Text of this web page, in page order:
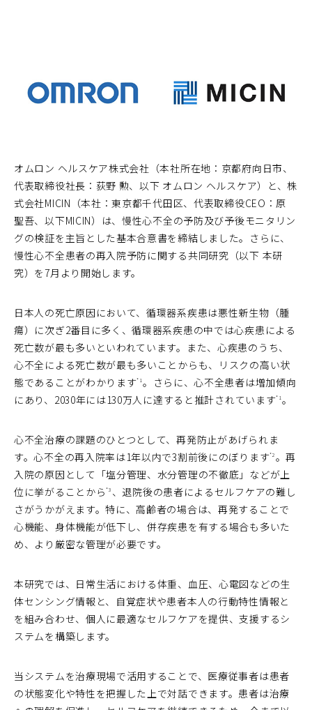
オムロン ヘルスケア株式会社（本社所在地：京都府向日市、
代表取締役社長：荻野 勲、以下 オムロン ヘルスケア）と、株
式会社MICIN（本社：東京都千代田区、代表取締役CEO：原
聖吾、以下MICIN）は、慢性心不全の予防及び予後モニタリン
グの検証を主旨とした基本合意書を締結しました。さらに、
慢性心不全患者の再入院予防に関する共同研究（以下 本研
究）を7月より開始します。
日本人の死亡原因において、循環器系疾患は悪性新生物（腫
瘍）に次ぎ2番目に多く、循環器系疾患の中では心疾患による
死亡数が最も多いといわれています。また、心疾患のうち、
心不全による死亡数が最も多いことからも、リスクの高い状
態であることがわかります*1。さらに、心不全患者は増加傾向
にあり、2030年には130万人に達すると推計されています*1。
心不全治療の課題のひとつとして、再発防止があげられま
す。心不全の再入院率は1年以内で3割前後にのぼります*2 。再
入院の原因として「塩分管理、水分管理の不徹底」などが上
位に挙がることから*3 、退院後の患者によるセルフケアの難し
さがうかがえます。特に、高齢者の場合は、再発することで
心機能、身体機能が低下し、併存疾患を有する場合も多いた
め、より厳密な管理が必要です。
本研究では、日常生活における体重、血圧、心電図などの生
体センシング情報と、自覚症状や患者本人の行動特性情報と
を組み合わせ、個人に最適なセルフケアを提供、支援するシ
ステムを構築します。
当システムを治療現場で活用することで、医療従事者は患者
の状態変化や特性を把握した上で対話できます。患者は治療